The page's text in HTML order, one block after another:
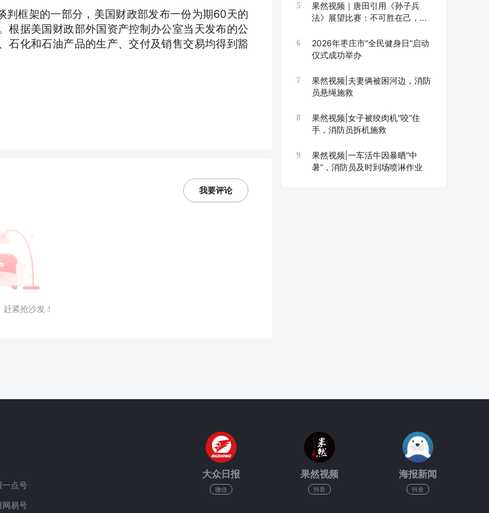
框架的一部分，美国财政部发布一份为期60天的
根据美国财政部外国资产控制办公室当天发布的公
石化和石油产品的生产、交付及销售交易均得到豁
我要评论
紧抢沙发！
5
果然视频｜唐田引用《孙子兵
法》展望比赛：不可胜在己，可
6
2026年枣庄市“全民健身日”启动
仪式成功举办
7
果然视频|夫妻俩被困河边，消防
员悬绳施救
8
果然视频|女子被绞肉机“咬”住
手，消防员拆机施救
9
果然视频|一车活牛因暴晒“中
暑”，消防员及时到场喷淋作业
一点号
网易号
大众日报
微信
果然视频
抖音
海报新闻
抖音